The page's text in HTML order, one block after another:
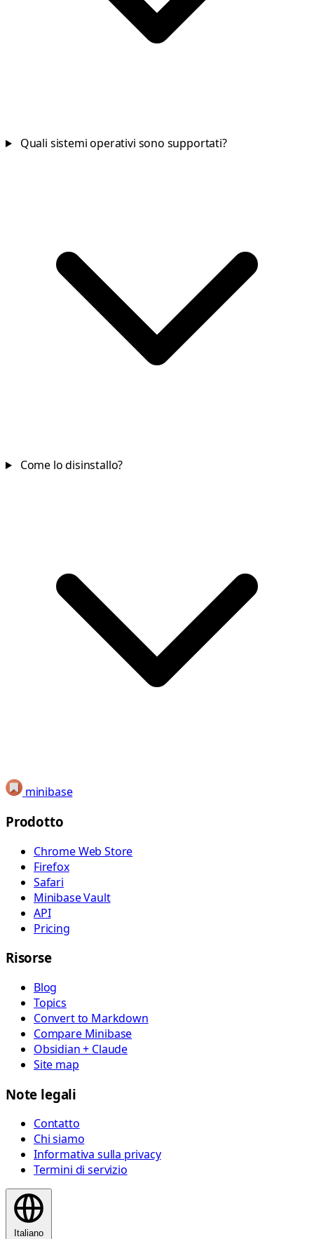
Quali sistemi operativi sono supportati?
Come lo disinstallo?
minibase
Prodotto
Chrome Web Store
Firefox
Safari
Minibase Vault
API
Pricing
Risorse
Blog
Topics
Convert to Markdown
Compare Minibase
Obsidian + Claude
Site map
Note legali
Contatto
Chi siamo
Informativa sulla privacy
Termini di servizio
Italiano